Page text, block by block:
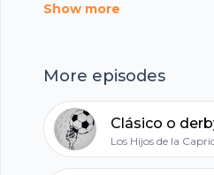
Show more
More episodes
Clásico o
Los Hijos de la
All in one podcasting